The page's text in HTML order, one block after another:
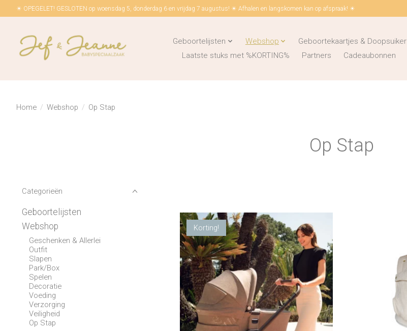
☀ OPEGELET! GESLOTEN op woensdag 5, donderdag 6 en vrijdag 7 augustus! ☀ Afhalen en langskomen kan op afspraak! ☀
Geboortelijsten Webshop Geboortekaartjes & Doopsuiker
Laatste stuks met %KORTING%
Partners Cadeaubonnen
Home / Webshop / Op Stap
Op Stap
Categorieën
Geboortelijsten
Webshop
Geschenken & Allerlei
Outfit
Slapen
Park/Box
Spelen
Decoratie
Voeding
Verzorging
Veiligheid
Op Stap
Korting!